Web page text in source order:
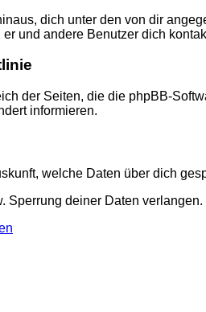
dich unter den von dir
und andere Benutzer dich
der Seiten, die die phpBB-
informieren.
welche Daten über dich
Sperrung deiner Daten